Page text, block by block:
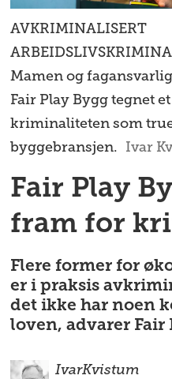
AVKRIMINALISERT
Mamen og
Fair Play Bygg tegnet
kriminaliteten som
byggebransjen. Ivar
Fair Play
fram for
Flere former for
er i praksis
det ikke har noen
loven, advarer Fair
IvarKvistum